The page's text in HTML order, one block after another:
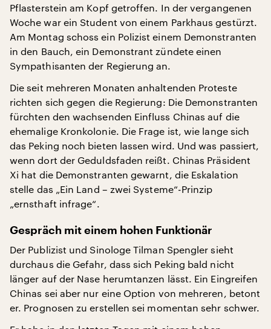
Pflasterstein am Kopf getroffen. In der vergangenen
Woche war ein Student von einem Parkhaus gestürzt.
Am Montag schoss ein Polizist einem Demonstranten
in den Bauch, ein Demonstrant zündete einen
Sympathisanten der Regierung an.
Die seit mehreren Monaten anhaltenden Proteste
richten sich gegen die Regierung: Die Demonstranten
fürchten den wachsenden Einfluss Chinas auf die
ehemalige Kronkolonie. Die Frage ist, wie lange sich
das Peking noch bieten lassen wird. Und was passiert,
wenn dort der Geduldsfaden reißt. Chinas Präsident
Xi hat die Demonstranten gewarnt, die Eskalation
stelle das „Ein Land – zwei Systeme“-Prinzip
„ernsthaft infrage“.
Gespräch mit einem hohen Funktionär
Der Publizist und Sinologe Tilman Spengler sieht
durchaus die Gefahr, dass sich Peking bald nicht
länger auf der Nase herumtanzen lässt. Ein Eingreifen
Chinas sei aber nur eine Option von mehreren, betont
er. Prognosen zu erstellen sei momentan sehr schwer.